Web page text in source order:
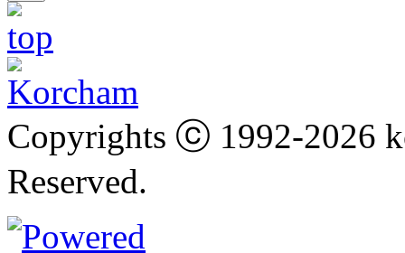
Copyrights ⓒ 1992-2026
Reserved.